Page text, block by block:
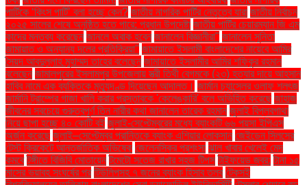
পার্টিকে ‘কিংস পার্টি’ বলা হচ্ছে কেন? জাতীয় নাগরিক পার্টির নেতৃত্বে যারা জাতীয় নির্বাচন
২০২৫ সালের শেষে অনুষ্ঠিত হতে পারে: প্রধান উপদেষ্টা জাতীয় পার্টির চেয়ারম্যান জি এম
কাদের মন্তব্য করেছেন জানলে অবাক হবেন জানালেন বিজ্ঞানীরা" জানালেন সুনিতা
জামায়াত ও অন্যান্য দলের প্রতিক্রিয়া'' জামায়াতে ইসলামী বাংলাদেশের নায়েবে আমির
সৈয়দ আবদুল্লাহ মুহাম্মদ তাহের বলেছেন জামায়াতে ইসলামীর আমির শফিকুর রহমান
বলেছেন জামালপুরের ইসলামপুর উপজেলায় স্ত্রী তিথী বেগমকে (২৩) হত্যার দায়ে আহসান
হাবিব নামে এক ব্যক্তিকে মৃত্যুদণ্ড দিয়েছেন আদালত। জার্মান চ্যান্সেলর ওলাফ শলৎজ
জার্মানি ট্রাম্পের গাজা খালি করার প্রস্তাবকে 'কেলেঙ্কারি' বলে অভিহিত করেছে জাহাজ
জীবনের সবচেয়ে গুরুত্বপূর্ণ তিন নারীর কথা জানালেন তারেক রহমান জুলাই বিপ্লবগাথা
নিয়ে ছাপা হচ্ছে ৪০ কোটি বই জুলাই-সেপ্টেম্বরের মধ্যে ব্যাংকটি ৬৬ পয়সা ইপিএস
অর্জন করেছে জুলাই–সেপ্টেম্বর প্রান্তিকে ব্যাংক এশিয়ার লোকসান জেইডেন সিলসের
টেস্ট ক্রিকেটে আন্তর্জাতিক অভিষেক জেলেনস্কির প্রশংসা ঝাল খাবার খেলেই মেদ
কমবে টঙ্গীতে বিজিবি মোতায়েন টমেটো সতেজ রাখার সহজ টিপস টাইফয়েড জ্বর: টানা ১৫
মাসের ভয়াবহ সংঘর্ষের পর টিউলিপসহ ৭ জনের ব্যাংক হিসাব তলব টেকসই